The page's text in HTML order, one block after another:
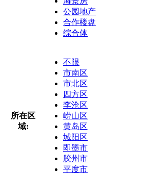
公园地产
合作楼盘
综合体
所在区
域:
不限
市南区
市北区
四方区
李沧区
崂山区
黄岛区
城阳区
即墨市
胶州市
平度市